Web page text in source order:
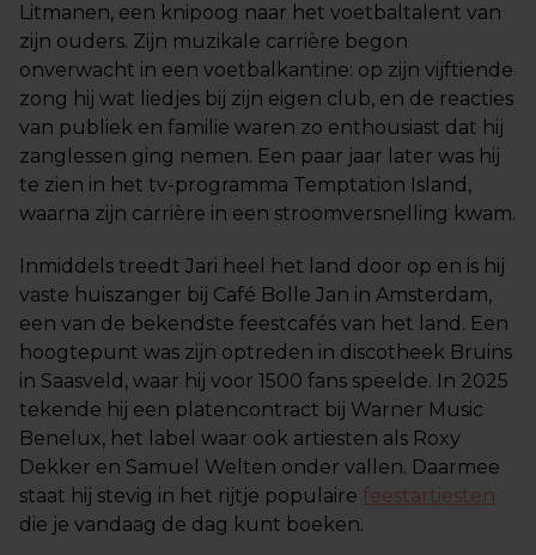
Litmanen, een knipoog naar het voetbaltalent van
zijn ouders. Zijn muzikale carrière begon
onverwacht in een voetbalkantine: op zijn vijftiende
zong hij wat liedjes bij zijn eigen club, en de reacties
van publiek en familie waren zo enthousiast dat hij
zanglessen ging nemen. Een paar jaar later was hij
te zien in het tv-programma Temptation Island,
waarna zijn carrière in een stroomversnelling kwam.
Inmiddels treedt Jari heel het land door op en is hij
vaste huiszanger bij Café Bolle Jan in Amsterdam,
een van de bekendste feestcafés van het land. Een
hoogtepunt was zijn optreden in discotheek Bruins
in Saasveld, waar hij voor 1500 fans speelde. In 2025
tekende hij een platencontract bij Warner Music
Benelux, het label waar ook artiesten als Roxy
Dekker en Samuel Welten onder vallen. Daarmee
staat hij stevig in het rijtje populaire feestartiesten
die je vandaag de dag kunt boeken.